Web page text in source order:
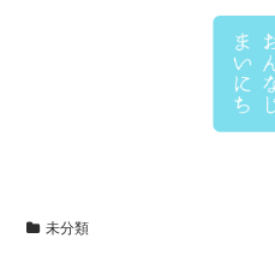
未分類